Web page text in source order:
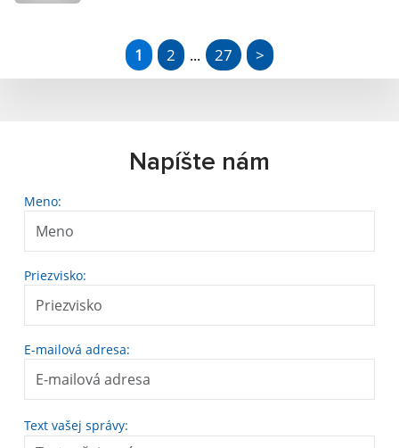
1 2 ... 27 >
Napíšte nám
Meno:
Priezvisko:
E-mailová adresa:
Text vašej správy: